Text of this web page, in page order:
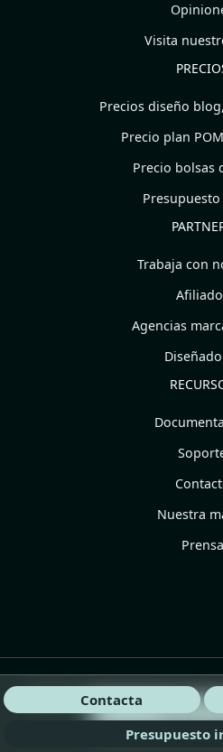
Visita
Precios diseño
Precio plan
Precio bolsas
Trabaja con
Agencias
Nuestra
Prensa
©2025 POM Standard.
Política de
Presupuesto
Contacta
¡Habla con